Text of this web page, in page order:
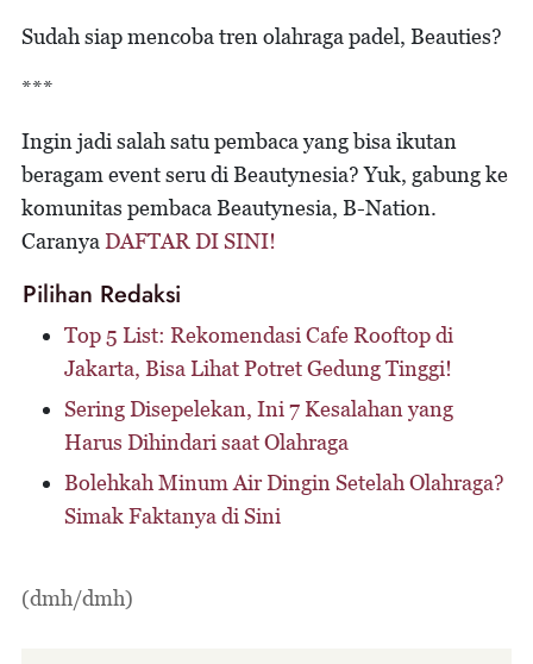
Sudah siap mencoba tren olahraga padel, Beauties?
***
Ingin jadi salah satu pembaca yang bisa ikutan
beragam event seru di Beautynesia? Yuk, gabung ke
komunitas pembaca Beautynesia, B-Nation.
Caranya DAFTAR DI SINI!
Pilihan Redaksi
Top 5 List: Rekomendasi Cafe Rooftop di
Jakarta, Bisa Lihat Potret Gedung Tinggi!
Sering Disepelekan, Ini 7 Kesalahan yang
Harus Dihindari saat Olahraga
Bolehkah Minum Air Dingin Setelah Olahraga?
Simak Faktanya di Sini
(dmh/dmh)